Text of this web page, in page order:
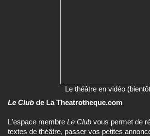
Le théâtre en vidéo
Le Club de La Theatrotheque.com
L'espace membre Le Club vous permet de
textes de théâtre, passer vos petites